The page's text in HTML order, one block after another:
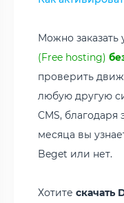
Можно заказать
(Free hosting)
проверить
любую другую
CMS, благодаря
месяца вы
Beget или нет.
Хотите скачать